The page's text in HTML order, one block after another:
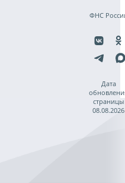
ФНС
Дата
страницы
08.08.2026